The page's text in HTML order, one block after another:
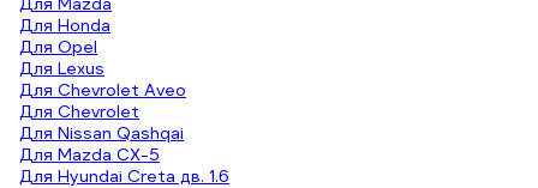
Для Honda
Для Opel
Для Lexus
Для Chevrolet Aveo
Для Chevrolet
Для Nissan Qashqai
Для Mazda CX-5
Для Hyundai Creta дв. 1.6